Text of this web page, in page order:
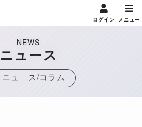
ログイン メニュー
NEWS
ニュース
ニュース/コラム